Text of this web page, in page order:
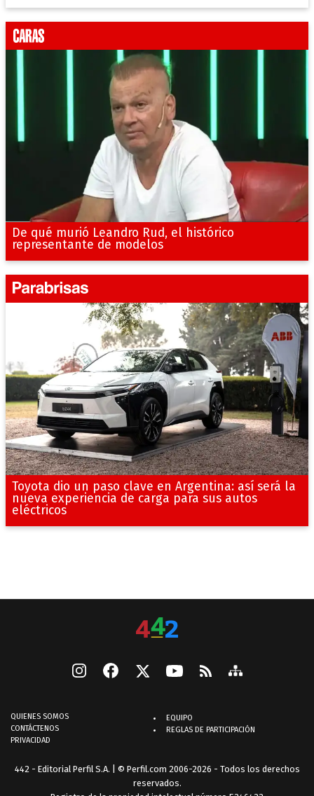
De qué murió Leandro Rud, el histórico
representante de modelos
Toyota dio un paso clave en Argentina: así será la
nueva experiencia de carga para sus autos
eléctricos
QUIENES SOMOS
CONTÁCTENOS
PRIVACIDAD
EQUIPO
REGLAS DE PARTICIPACIÓN
442 - Editorial Perfil S.A. | © Perfil.com 2006-2026 - Todos los derechos
reservados.